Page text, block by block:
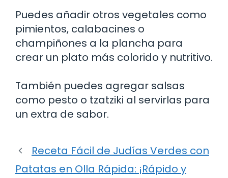
Puedes añadir otros vegetales como
pimientos, calabacines o
champiñones a la plancha para
crear un plato más colorido y nutritivo.
También puedes agregar salsas
como pesto o tzatziki al servirlas para
un extra de sabor.
Receta Fácil de Judías Verdes con
Patatas en Olla Rápida: ¡Rápido y